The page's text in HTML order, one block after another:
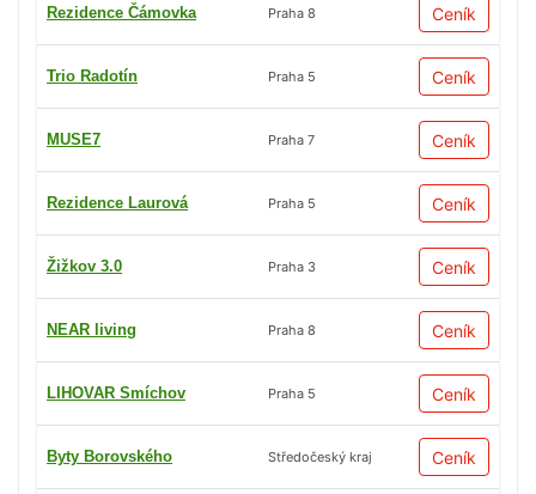
Rezidence Čámovka Praha 8 Ceník
Trio Radotín Praha 5 Ceník
MUSE7 Praha 7 Ceník
Rezidence Laurová Praha 5 Ceník
Žižkov 3.0 Praha 3 Ceník
NEAR living Praha 8 Ceník
LIHOVAR Smíchov Praha 5 Ceník
Byty Borovského Středočeský kraj Ceník